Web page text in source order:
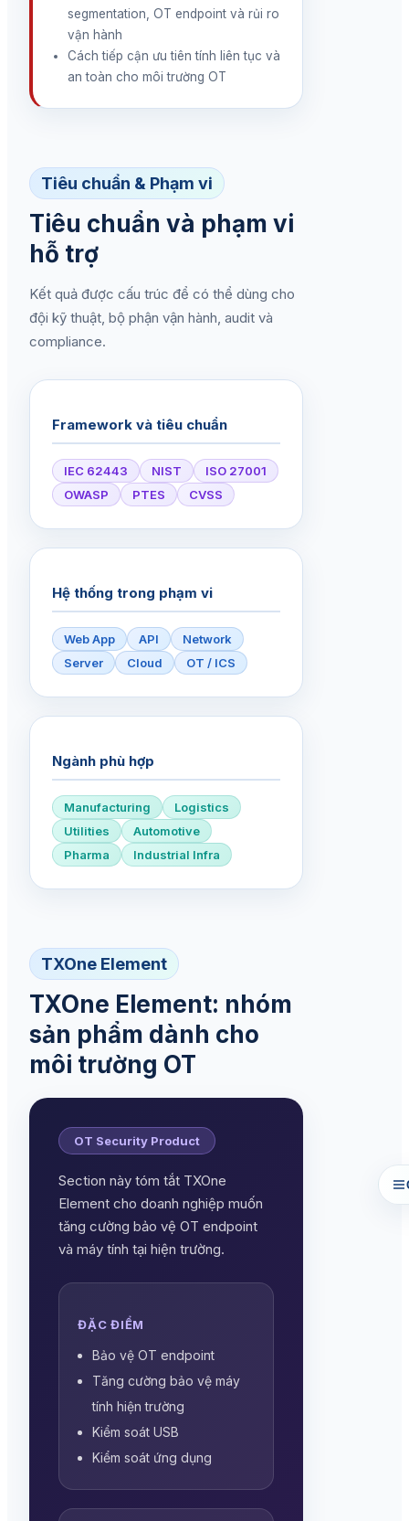
segmentation, OT endpoint và rủi ro
vận hành
Cách tiếp cận ưu tiên tính liên tục và
an toàn cho môi trường OT
Tiêu chuẩn & Phạm vi
Tiêu chuẩn và phạm vi
hỗ trợ
Kết quả được cấu trúc để có thể dùng cho
đội kỹ thuật, bộ phận vận hành, audit và
compliance.
Framework và tiêu chuẩn
IEC 62443 NIST
ISO 27001
OWASP
PTES CVSS
Hệ thống trong phạm vi
Web App API
Network
Server
Cloud OT / ICS
Ngành phù hợp
Manufacturing
Logistics
Utilities
Automotive
Pharma
Industrial Infra
TXOne Element
TXOne Element: nhóm
sản phẩm dành cho
môi trường OT
OT Security Product
Section này tóm tắt TXOne
Element cho doanh nghiệp muốn
tăng cường bảo vệ OT endpoint
và máy tính tại hiện trường.
ĐẶC ĐIỂM
Bảo vệ OT endpoint
Tăng cường bảo vệ máy
tính hiện trường
Kiểm soát USB
Kiểm soát ứng dụng